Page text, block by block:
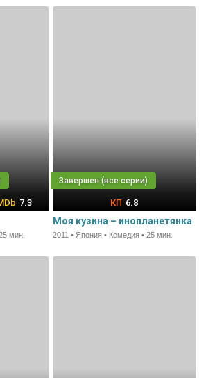
7.3
мин.
6.8
Моя кузина – инопланетянка
2011 • Япония • Комедия • 25 мин.